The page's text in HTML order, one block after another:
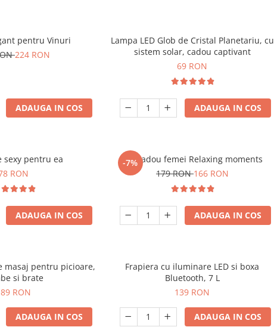
pentru Vinuri
224 RON
ADAUGA IN COS
Lampa LED Glob de Cristal Planetariu, cu
sistem solar, cadou captivant
69 RON
ADAUGA IN COS
sexy pentru ea
RON
ADAUGA IN COS
-7%
Set cadou femei Relaxing moments
179 RON166 RON
ADAUGA IN COS
masaj pentru picioare,
si brate
RON
ADAUGA IN COS
Frapiera cu iluminare LED si boxa
Bluetooth, 7 L
139 RON
ADAUGA IN COS